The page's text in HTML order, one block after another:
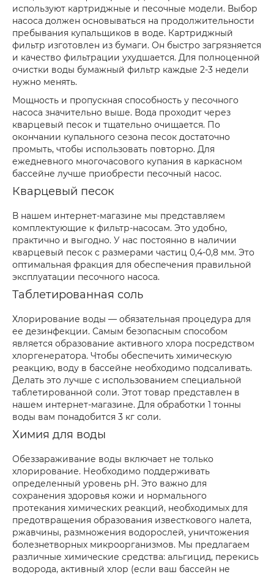
используют картриджные и песочные модели. Выбор
насоса должен основываться на продолжительности
пребывания купальщиков в воде. Картриджный
фильтр изготовлен из бумаги. Он быстро загрязняется
и качество фильтрации ухудшается. Для полноценной
очистки воды бумажный фильтр каждые 2-3 недели
нужно менять.
Мощность и пропускная способность у песочного
насоса значительно выше. Вода проходит через
кварцевый песок и тщательно очищается. По
окончании купального сезона песок достаточно
промыть, чтобы использовать повторно. Для
ежедневного многочасового купания в каркасном
бассейне лучше приобрести песочный насос.
Кварцевый песок
В нашем интернет-магазине мы представляем
комплектующие к фильтр-насосам. Это удобно,
практично и выгодно. У нас постоянно в наличии
кварцевый песок с размерами частиц 0,4-0,8 мм. Это
оптимальная фракция для обеспечения правильной
эксплуатации песочного насоса.
Таблетированная соль
Хлорирование воды — обязательная процедура для
ее дезинфекции. Самым безопасным способом
является образование активного хлора посредством
хлоргенератора. Чтобы обеспечить химическую
реакцию, воду в бассейне необходимо подсаливать.
Делать это лучше с использованием специальной
таблетированной соли. Этот товар представлен в
нашем интернет-магазине. Для обработки 1 тонны
воды вам понадобится 3 кг соли.
Химия для воды
Обеззараживание воды включает не только
хлорирование. Необходимо поддерживать
определенный уровень рН. Это важно для
сохранения здоровья кожи и нормального
протекания химических реакций, необходимых для
предотвращения образования известкового налета,
ржавчины, размножения водорослей, уничтожения
болезнетворных микроорганизмов. Мы предлагаем
различные химические средства: альгицид, перекись
водорода, активный хлор (если ваш бассейн не